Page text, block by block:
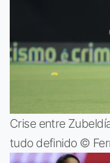
Crise entre
tudo definido ©